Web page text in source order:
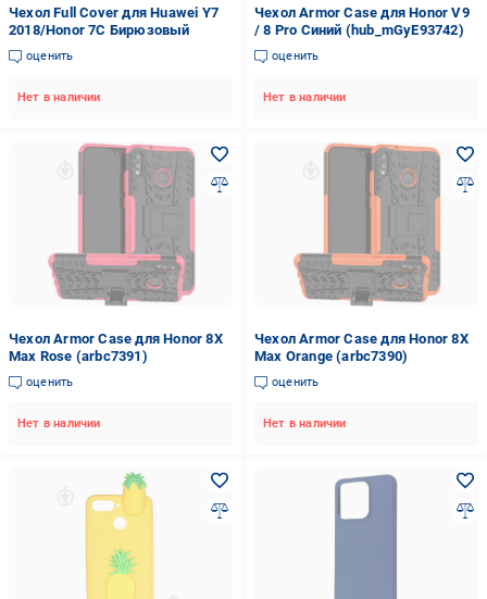
Чехол Full Cover для Huawei Y7
2018/Honor 7C Бирюзовый
оценить
Нет в наличии
Чехол Armor Case для Honor V9
/ 8 Pro Синий (hub_mGyE93742)
оценить
Нет в наличии
Чехол Armor Case для Honor 8X
Max Rose (arbc7391)
оценить
Нет в наличии
Чехол Armor Case для Honor 8X
Max Orange (arbc7390)
оценить
Нет в наличии